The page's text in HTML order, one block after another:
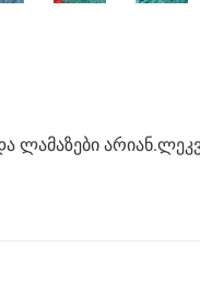
ლამაზები